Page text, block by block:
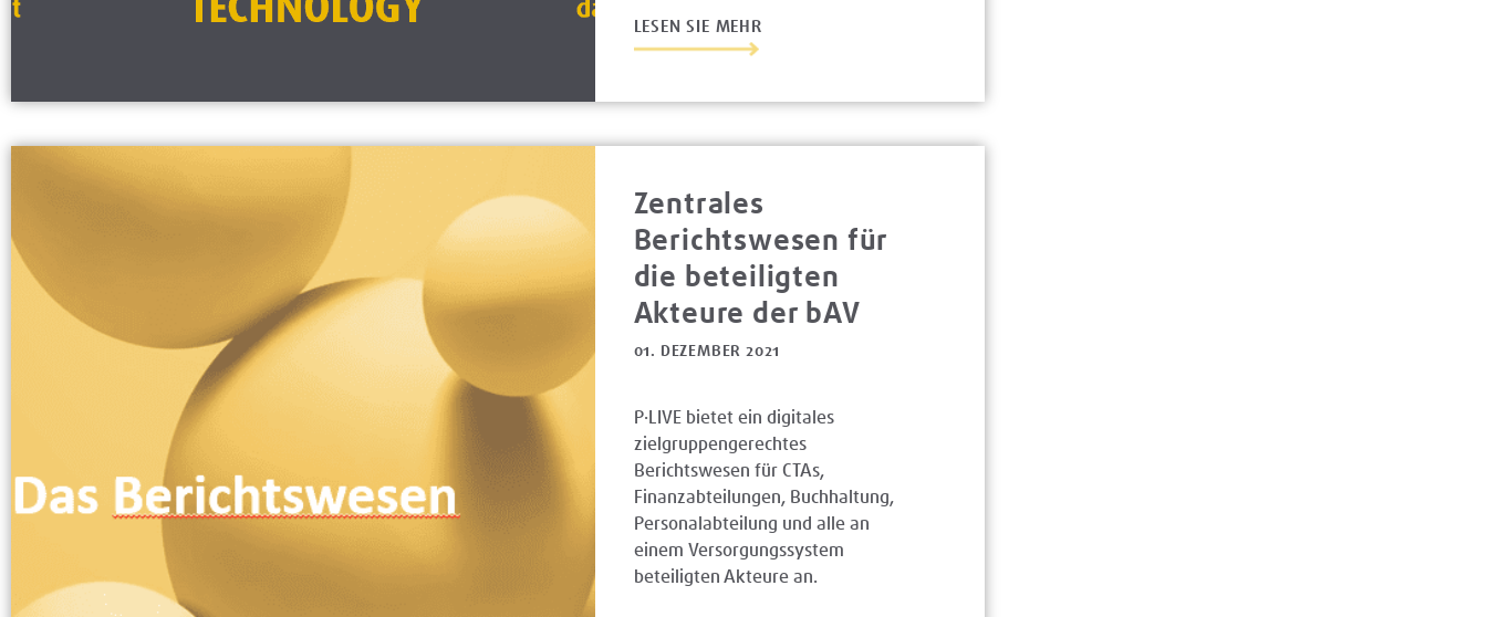
LESEN SIE MEHR
Zentrales
Berichtswesen für
die beteiligten
Akteure der bAV
01. DEZEMBER 2021
P·LIVE bietet ein digitales
zielgruppengerechtes
Berichtswesen für CTAs,
Finanzabteilungen, Buchhaltung,
Personalabteilung und alle an
einem Versorgungssystem
beteiligten Akteure an.